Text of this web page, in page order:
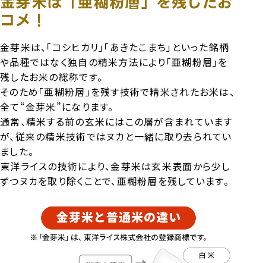
コメ！
金芽米は、「コシヒカリ」「あきたこまち」といった銘柄
や品種ではなく独自の精米方法により「亜糊粉層」を
残したお米の総称です。
そのため「亜糊粉層」を残す技術で精米されたお米は、
全て“金芽米”になります。
通常、精米する前の玄米にはこの層が含まれています
が、従来の精米技術ではヌカと一緒に取り去られてい
ました。
東洋ライスの技術により、金芽米は玄米表面から少し
ずつヌカを取り除くことで、亜糊粉層を残しています。